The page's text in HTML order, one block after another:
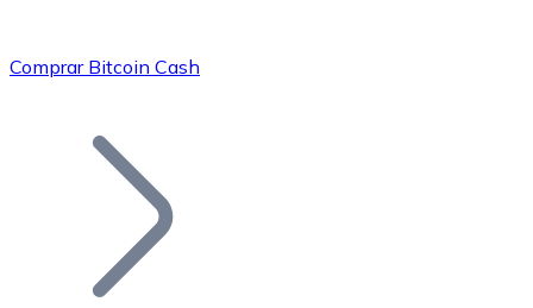
Bitcoin
Comprar Bitcoin Cash